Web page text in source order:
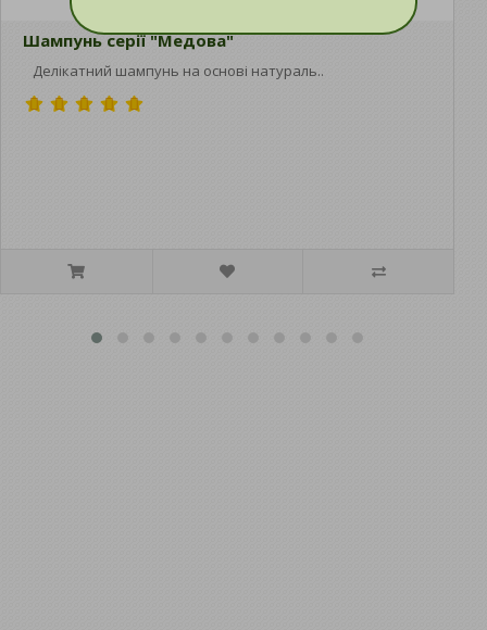
Шампунь серії "Медова"
Делікатний шампунь на основі натураль..